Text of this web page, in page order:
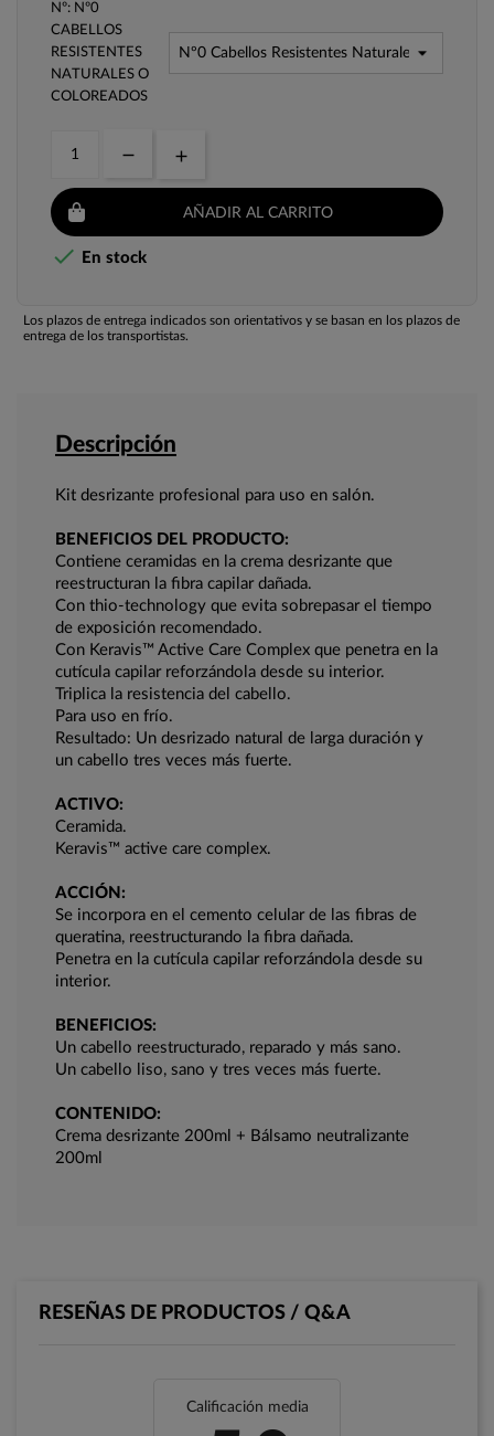
Nº: Nº0
CABELLOS
RESISTENTES
NATURALES O
COLOREADOS
AÑADIR AL CARRITO
 En stock
Los plazos de entrega indicados son orientativos y se basan en los plazos de
entrega de los transportistas.
Descripción
Kit desrizante profesional para uso en salón.
BENEFICIOS DEL PRODUCTO:
Contiene ceramidas en la crema desrizante que
reestructuran la fibra capilar dañada.
Con thio-technology que evita sobrepasar el tiempo
de exposición recomendado.
Con Keravis™ Active Care Complex que penetra en la
cutícula capilar reforzándola desde su interior.
Triplica la resistencia del cabello.
Para uso en frío.
Resultado: Un desrizado natural de larga duración y
un cabello tres veces más fuerte.
ACTIVO:
Ceramida.
Keravis™ active care complex.
ACCIÓN:
Se incorpora en el cemento celular de las fibras de
queratina, reestructurando la fibra dañada.
Penetra en la cutícula capilar reforzándola desde su
interior.
BENEFICIOS:
Un cabello reestructurado, reparado y más sano.
Un cabello liso, sano y tres veces más fuerte.
CONTENIDO:
Crema desrizante 200ml + Bálsamo neutralizante
200ml
RESEÑAS DE PRODUCTOS / Q&A
Calificación media